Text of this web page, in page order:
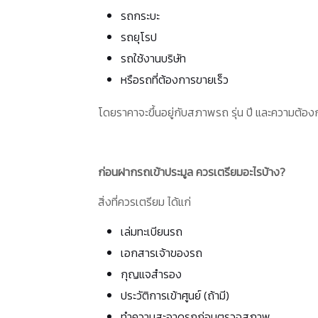
รถกระบะ
รถยุโรป
รถใช้งานบริษัท
หรือรถที่ต้องการขายเร็ว
โดยราคาจะขึ้นอยู่กับสภาพรถ รุ่น ปี และความต้อ
ก่อนฝากรถเข้าประมูล ควรเตรียมอะไรบ้าง?
สิ่งที่ควรเตรียม ได้แก่
เล่มทะเบียนรถ
เอกสารเจ้าของรถ
กุญแจสำรอง
ประวัติการเข้าศูนย์ (ถ้ามี)